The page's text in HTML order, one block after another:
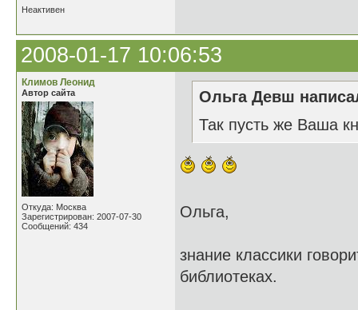
Неактивен
2008-01-17 10:06:53
Климов Леонид
Автор сайта
Откуда: Москва
Зарегистрирован: 2007-07-30
Сообщений: 434
Ольга Девш
Так пусть же Ваша
Ольга,
знание классики
библиотеках.